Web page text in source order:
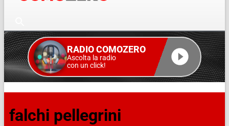
RADIO COMOZERO
Ascolta la radio
con un click!
falchi pellegrini